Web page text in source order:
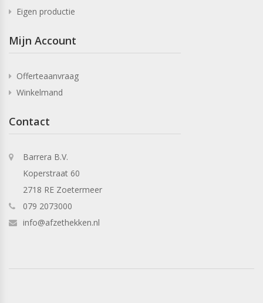
Eigen productie
Mijn Account
Offerteaanvraag
Winkelmand
Contact
Barrera B.V.
Koperstraat 60
2718 RE Zoetermeer
079 2073000
info@afzethekken.nl